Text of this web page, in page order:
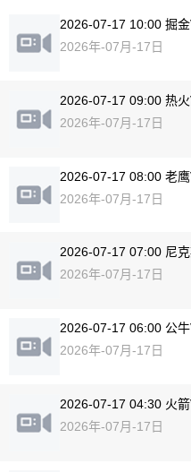
2026-07-17 10:00 掘
2026年-07月-17日
2026-07-17 09:00 热
2026年-07月-17日
2026-07-17 08:00 老
2026年-07月-17日
2026-07-17 07:00 尼
2026年-07月-17日
2026-07-17 06:00 公
2026年-07月-17日
2026-07-17 04:30 火箭
2026年-07月-17日